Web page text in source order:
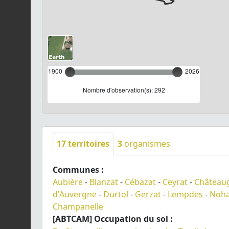
1900 2026
Nombre d'observation(s): 292
17territoires 3 organismes
Communes :
Aubière- Blanzat- Cébazat- Ceyrat-
d'Auvergne- Durtol - Gerzat- Lempdes -
Champanelle
[ABTCAM] Occupation du sol :